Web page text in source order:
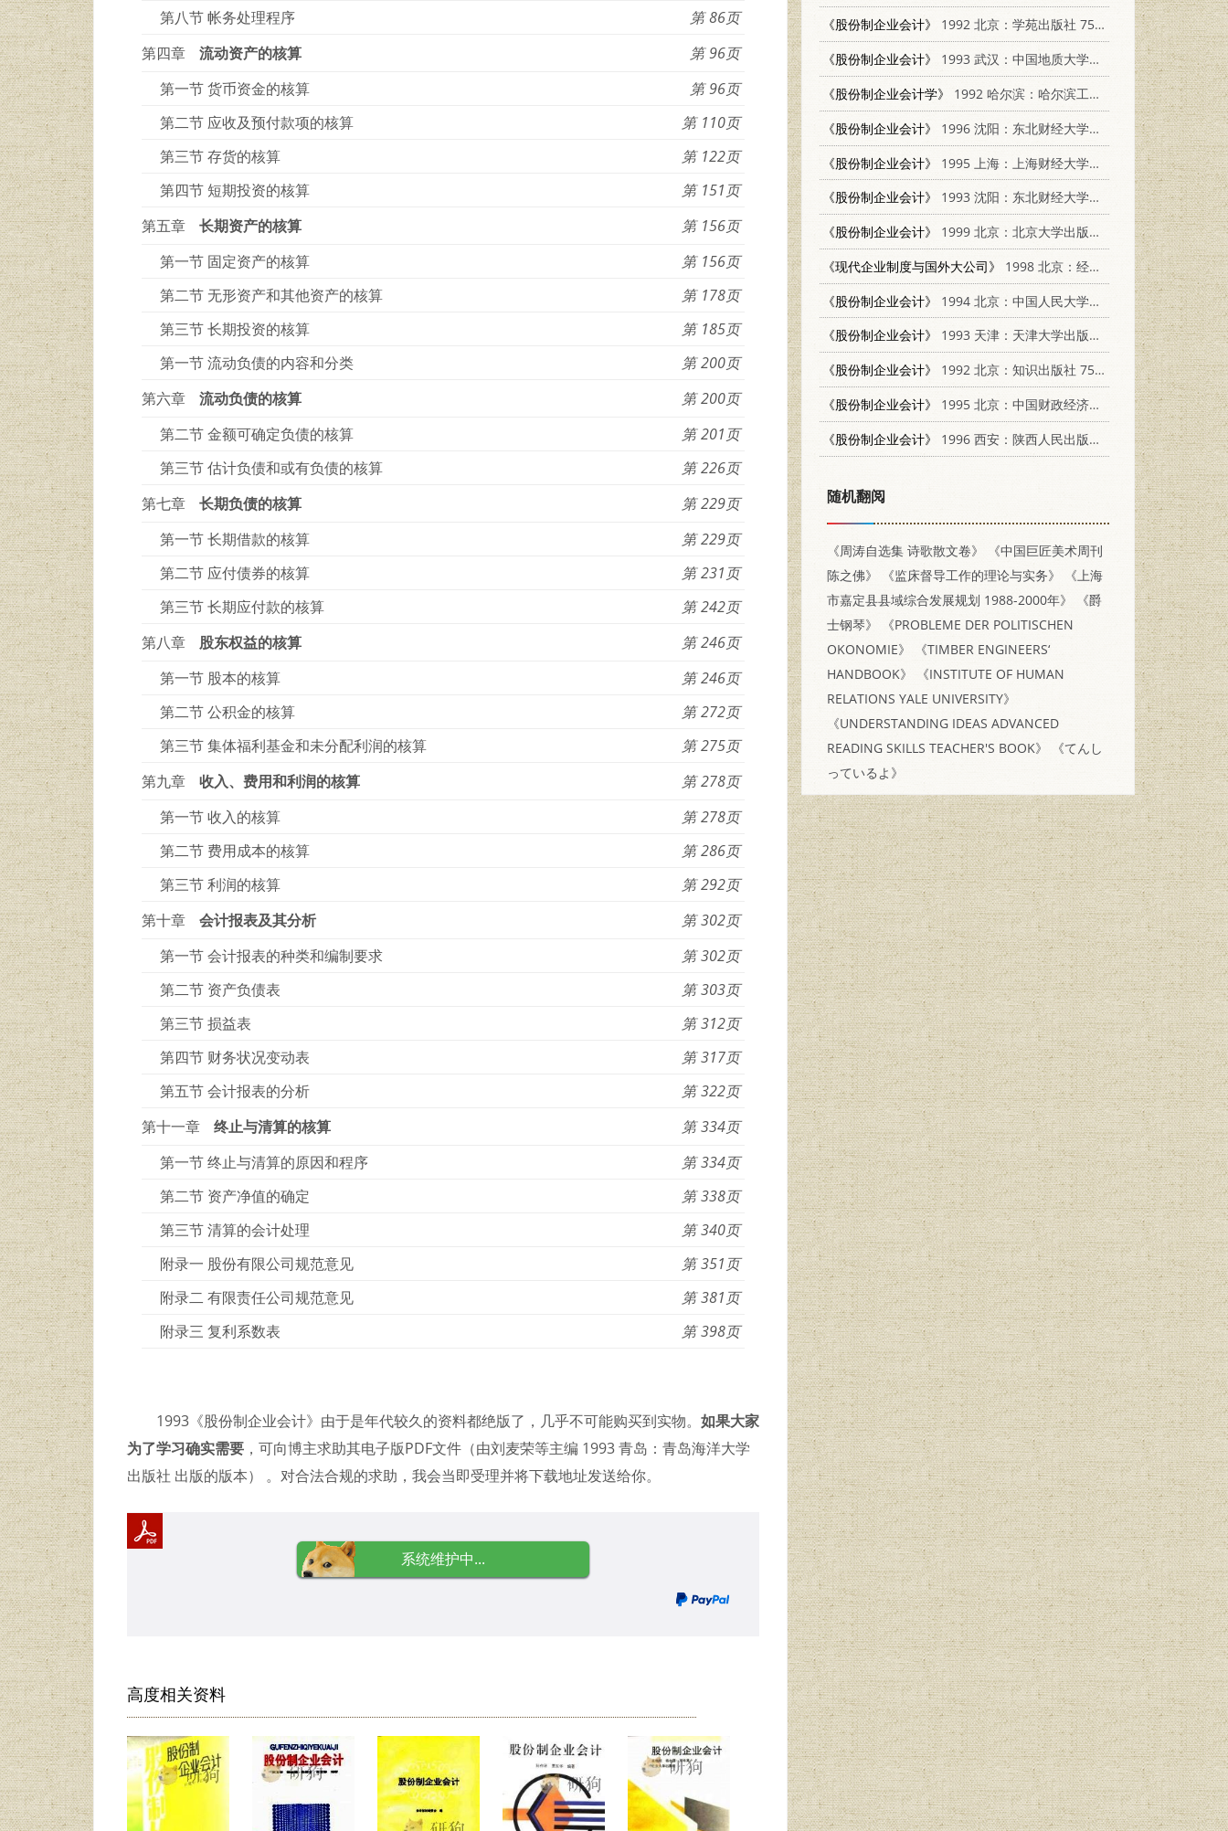
第八节 帐务处理程序
86
第四章
流动资产的核算
96
第一节 货币资金的核算
96
第二节 应收及预付款项的核算
110
第三节 存货的核算
122
第四节 短期投资的核算
151
第五章
长期资产的核算
156
第一节 固定资产的核算
156
第二节 无形资产和其他资产的核算
178
第三节 长期投资的核算
185
第一节 流动负债的内容和分类
200
第六章
流动负债的核算
200
第二节 金额可确定负债的核算
201
第三节 估计负债和或有负债的核算
226
第七章
长期负债的核算
229
第一节 长期借款的核算
229
第二节 应付债券的核算
231
第三节 长期应付款的核算
242
第八章
股东权益的核算
246
第一节 股本的核算
246
第二节 公积金的核算
272
第三节 集体福利基金和未分配利润的核算
275
第九章
收入、费用和利润的核算
278
第一节 收入的核算
278
第二节 费用成本的核算
286
第三节 利润的核算
292
第十章
会计报表及其分析
302
第一节 会计报表的种类和编制要求
302
第二节 资产负债表
303
第三节 损益表
312
第四节 财务状况变动表
317
第五节 会计报表的分析
322
第十一章
终止与清算的核算
334
第一节 终止与清算的原因和程序
334
第二节 资产净值的确定
338
第三节 清算的会计处理
340
附录一 股份有限公司规范意见
351
附录二 有限责任公司规范意见
381
附录三 复利系数表
398
1993《股份制企业会计》由于是年代较久的资料都绝版了，几乎不可能购买到实物。 如果大家
为了学习确实需要 ，可向博主求助其电子版PDF文件（由刘麦荣等主编 1993 青岛：青岛海洋大学
出版社 出版的版本） 。对合法合规的求助，我会当即受理并将下载地址发送给你。
系统维护中...
高度相关资料
《股份制企业会计》
1992 北京：学苑出版社 7507704610
《股份制企业会计》
1993 武汉：中国地质大学出版社 7562507619
《股份制企业会计学》
1992 哈尔滨：哈尔滨工业大学出版社 7560304478
《股份制企业会计》
1996 沈阳：东北财经大学出版社 7810441086
《股份制企业会计》
1995 上海：上海财经大学出版社 7810490141
《股份制企业会计》
1993 沈阳：东北财经大学出版社 781005726X
《股份制企业会计》
1999 北京：北京大学出版社 7301040377
《现代企业制度与国外大公司》
1998 北京：经济日报出版社 7801274024
《股份制企业会计》
1994 北京：中国人民大学出版社 7300018114
《股份制企业会计》
1993 天津：天津大学出版社 7561804822
《股份制企业会计》
1992 北京：知识出版社 750150878X
《股份制企业会计》
1995 北京：中国财政经济出版社 7500526989
《股份制企业会计》
1996 西安：陕西人民出版社 7224028460
随机翻阅
《周涛自选集 诗歌散文卷》
《中国巨匠美术周刊
陈之佛》
《监床督导工作的理论与实务》
《上海
市嘉定县县域综合发展规划 1988-2000年》
《爵
士钢琴》
《PROBLEME DER POLITISCHEN
OKONOMIE》
《TIMBER ENGINEERS‘
HANDBOOK》
《INSTITUTE OF HUMAN
RELATIONS YALE UNIVERSITY》
《UNDERSTANDING IDEAS ADVANCED
READING SKILLS TEACHER'S BOOK》
《てんし
っているよ》